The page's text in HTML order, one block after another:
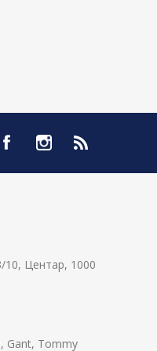
10, Центар, 1000
Gant, Tommy